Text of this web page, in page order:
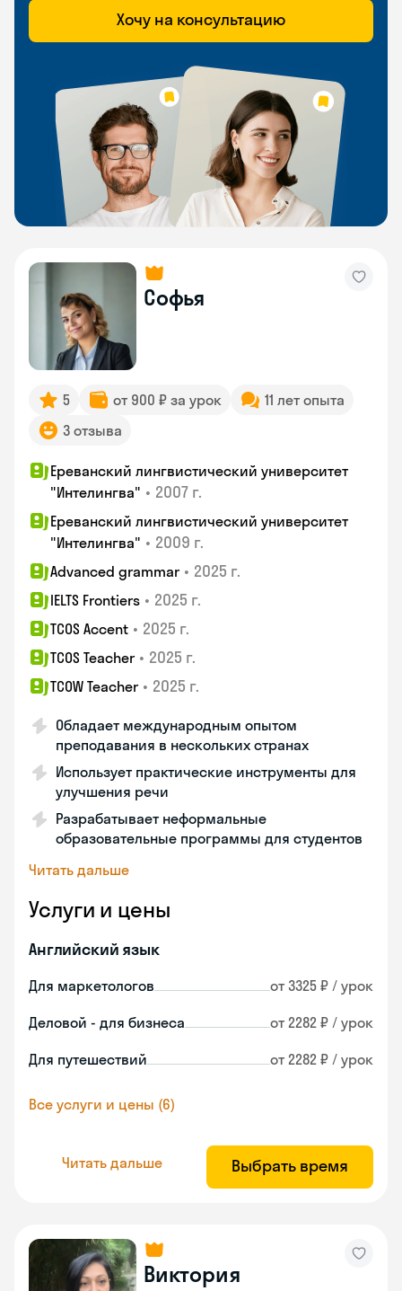
Хочу на консультацию
Софья
5 от 900 ₽ за урок
11 лет опыта
3 отзыва
Ереванский лингвистический университет
"Интелингва" • 2007 г.
Ереванский лингвистический университет
"Интелингва" • 2009 г.
Advanced grammar • 2025 г.
IELTS Frontiers • 2025 г.
TCOS Accent • 2025 г.
TCOS Teacher • 2025 г.
TCOW Teacher • 2025 г.
Обладает международным опытом
преподавания в нескольких странах
Использует практические инструменты для
улучшения речи
Разрабатывает неформальные
образовательные программы для студентов
Читать дальше
Услуги и цены
Английский язык
Для маркетологов от 3325 ₽ / урок
Деловой - для бизнеса от 2282 ₽ / урок
Для путешествий от 2282 ₽ / урок
Все услуги и цены (6)
Читать дальше Выбрать время
Виктория